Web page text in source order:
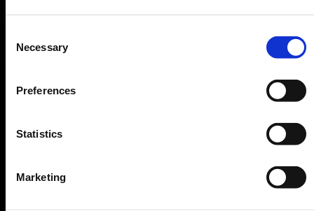
Selection
Necessary
Preferences
Statistics
Marketing